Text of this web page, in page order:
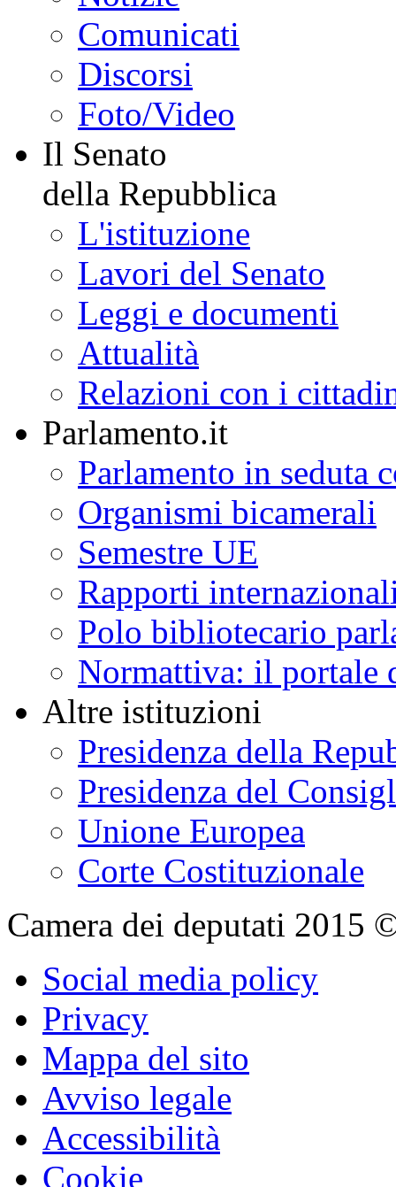
Comunicati
Discorsi
Foto/Video
Il Senato
della Repubblica
L'istituzione
Lavori del Senato
Leggi e documenti
Attualità
Relazioni con i
Parlamento.it
Parlamento in seduta
Organismi bicamerali
Semestre UE
Rapporti
Polo bibliotecario
Normattiva: il portale
Altre istituzioni
Presidenza della
Presidenza del
Unione Europea
Corte Costituzionale
Camera dei deputati
Social media policy
Privacy
Mappa del sito
Avviso legale
Accessibilità
Cookie